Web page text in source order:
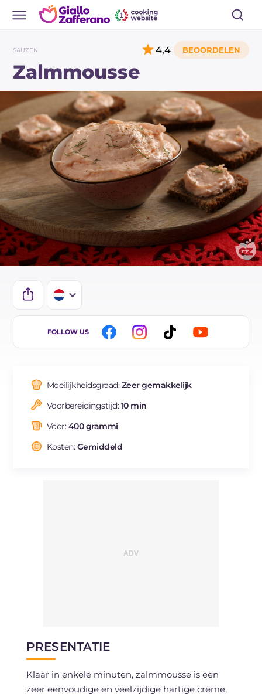
SAUZEN
Zalmmousse
4,4
IT
FR
DE
BR
FOLLOW US
Moeilijkheidsgraad:Zeer gemakkelijk
Voorbereidingstijd:10 min
Voor:400 grammi
Kosten:Gemiddeld
PRESENTATIE
Klaar in enkele minuten, zalmmousse is een
zeer eenvoudige en veelzijdige hartige crème,